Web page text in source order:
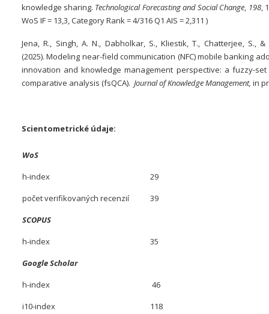
knowledge sharing. Technological Forecasting and Social Change, 198,
WoS IF = 13,3, Category Rank = 4/316 Q1 AIS = 2,311 )
Jena, R., Singh, A. N., Dabholkar, S., Kliestik, T., Chatterjee, S.,
(2025). Modeling near-field communication (NFC) mobile banking
innovation and knowledge management perspective: a fuzzy-
comparative analysis (fsQCA). Journal of Knowledge Management, in
Scientometrické údaje:
WoS
h-index
29
počet verifikovaných recenzií
39
SCOPUS
h-index
35
Google Scholar
h-index
46
i10-index
118